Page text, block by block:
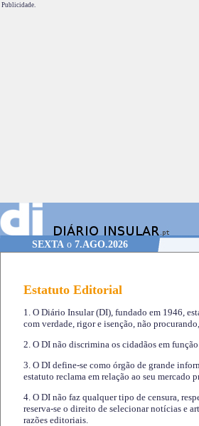
Publicidade.
SEXTA o 7.AGO.2026
Estatuto Editorial
1. O Diário Insular (DI), fundado em 1946,
com verdade, rigor e isenção, não
2. O DI não discrimina os cidadãos em
3. O DI define-se como órgão de grande
estatuto reclama em relação ao seu mercado
4. O DI não faz qualquer tipo de censura,
reserva-se o direito de selecionar notícias e
razões editoriais.